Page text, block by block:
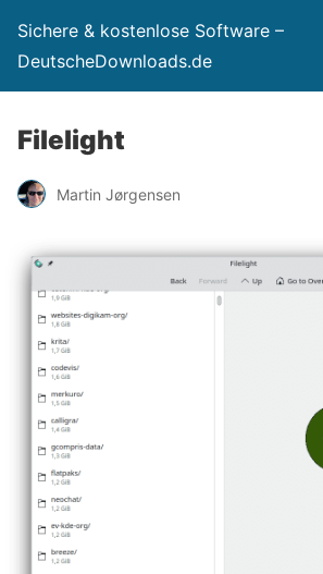
Sichere & kostenlose Software –
DeutscheDownloads.de
Filelight
Martin Jørgensen